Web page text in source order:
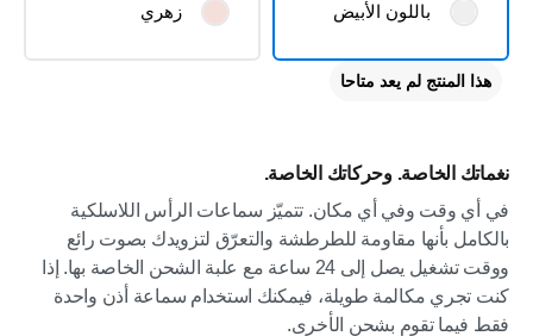
نغماتك الخاصة. وحركاتك الخاصة.
في أي وقت وفي أي مكان. تتميّز سماعات الرأس اللاسلكية
بالكامل بأنها مقاومة للطرطشة والتعرّق لتزويدك بصوت رائع
ووقت تشغيل يصل إلى 24 ساعة مع علبة الشحن الخاصة بها. إذا
كنت تجري مكالمة طويلة، فيمكنك استخدام سماعة أذن واحدة
فقط فيما تقوم بشحن الأخرى.
باللون الأبيض زهري
هذا المنتج لم يعد متاحا